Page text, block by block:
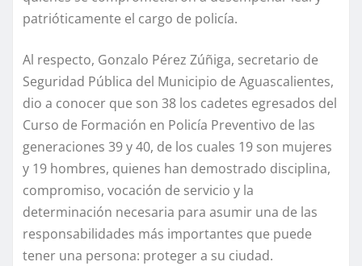
patrióticamente el cargo de policía.
Al respecto, Gonzalo Pérez Zúñiga, secretario de
Seguridad Pública del Municipio de Aguascalientes,
dio a conocer que son 38 los cadetes egresados del
Curso de Formación en Policía Preventivo de las
generaciones 39 y 40, de los cuales 19 son mujeres
y 19 hombres, quienes han demostrado disciplina,
compromiso, vocación de servicio y la
determinación necesaria para asumir una de las
responsabilidades más importantes que puede
tener una persona: proteger a su ciudad.